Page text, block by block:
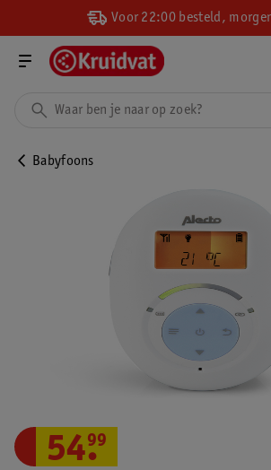
Voor 22:00 besteld,
Babyfoons
54.
99